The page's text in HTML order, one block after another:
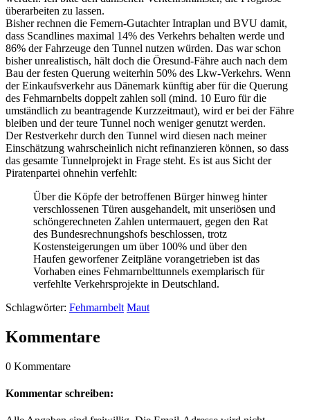
überarbeiten zu lassen.
Bisher rechnen die Femern-Gutachter Intraplan und BVU damit,
dass Scandlines maximal 14% des Verkehrs behalten werde und
86% der Fahrzeuge den Tunnel nutzen würden. Das war schon
bisher unrealistisch, hält doch die Öresund-Fähre auch nach dem
Bau der festen Querung weiterhin 50% des Lkw-Verkehrs. Wenn
der Einkaufsverkehr aus Dänemark künftig aber für die Querung
des Fehmarnbelts doppelt zahlen soll (mind. 10 Euro für die
umständlich zu beantragende Kurzzeitmaut), wird er bei der Fähre
bleiben und der teure Tunnel noch weniger genutzt werden.
Der Restverkehr durch den Tunnel wird diesen nach meiner
Einschätzung wahrscheinlich nicht refinanzieren können, so dass
das gesamte Tunnelprojekt in Frage steht. Es ist aus Sicht der
Piratenpartei ohnehin verfehlt:
Über die Köpfe der betroffenen Bürger hinweg hinter
verschlossenen Türen ausgehandelt, mit unseriösen und
schöngerechneten Zahlen untermauert, gegen den Rat
des Bundesrechnungshofs beschlossen, trotz
Kostensteigerungen um über 100% und über den
Haufen geworfener Zeitpläne vorangetrieben ist das
Vorhaben eines Fehmarnbelttunnels exemplarisch für
verfehlte Verkehrsprojekte in Deutschland.
Schlagwörter: Fehmarnbelt Maut
Kommentare
0 Kommentare
Kommentar schreiben: